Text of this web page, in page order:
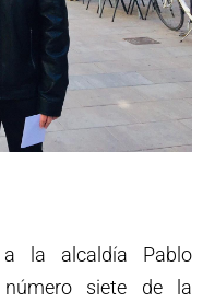
la alcaldía Pablo
número siete de la